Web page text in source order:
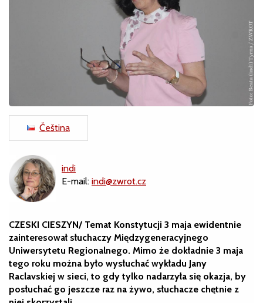
Čeština
indi
E-mail: indi@zwrot.cz
CZESKI CIESZYN/ Temat Konstytucji 3 maja ewidentnie
zainteresował słuchaczy Międzygeneracyjnego
Uniwersytetu Regionalnego. Mimo że dokładnie 3 maja
tego roku można było wysłuchać wykładu Jany
Raclavskiej w sieci, to gdy tylko nadarzyła się okazja, by
posłuchać go jeszcze raz na żywo, słuchacze chętnie z